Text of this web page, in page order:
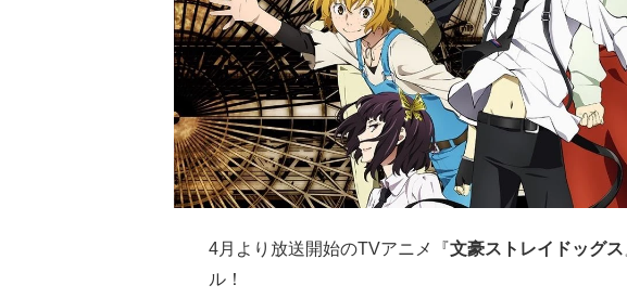
4月より放送開始のTVアニメ『文豪ストレイドッグス
ル！